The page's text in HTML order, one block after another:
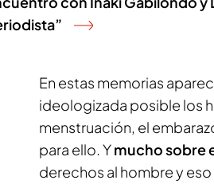
En estas memorias
ideologizada posible los
menstruación, el
para ello. Ymucho sobre
derechos al hombre y